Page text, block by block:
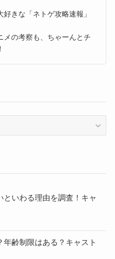
きな「ネトゲ攻略速報」
メの考察も、ちゃーんとチ
といわる理由を調査！キャ
齢制限はある？キャスト